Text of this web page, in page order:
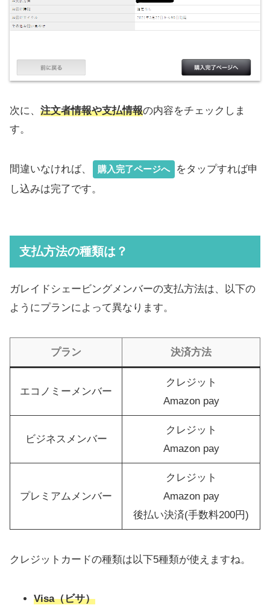
次に、 注文者情報や支払情報の内容をチェックしま
す。
間違いなければ、 購入完了ページへ
をタップすれば申
し込みは完了です。
支払方法の種類は？
ガレイドシェービングメンバーの支払方法は、以下の
ようにプランによって異なります。
プラン 決済方法
エコノミーメンバー
クレジット
Amazon pay
ビジネスメンバー
クレジット
Amazon pay
プレミアムメンバー
クレジット
Amazon pay
後払い決済(手数料200円)
クレジットカードの種類は以下5種類が使えますね。
Visa（ビサ）